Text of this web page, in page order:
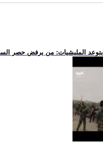
يتوعد المليشيات: من يرفض حصر